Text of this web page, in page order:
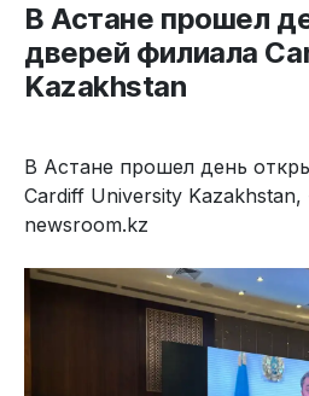
В Астане прошел
дверей филиала
Kazakhstan
В Астане прошел день
Cardiff University
newsroom.kz